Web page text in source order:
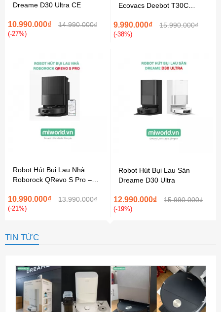
Dreame D30 Ultra CE
10.990.000₫ 14.990.000₫
(-27%)
Ecovacs Deebot T30C
2026
9.990.000₫ 15.990.000₫
(-38%)
Robot Hút Bụi Lau Nhà
Roborock QRevo S Pro –
10.990.000₫ 13.990.000₫
(-21%)
Robot Hút Bụi Lau Sàn
Dreame D30 Ultra
12.990.000₫ 15.990.000₫
(-19%)
TIN TỨC